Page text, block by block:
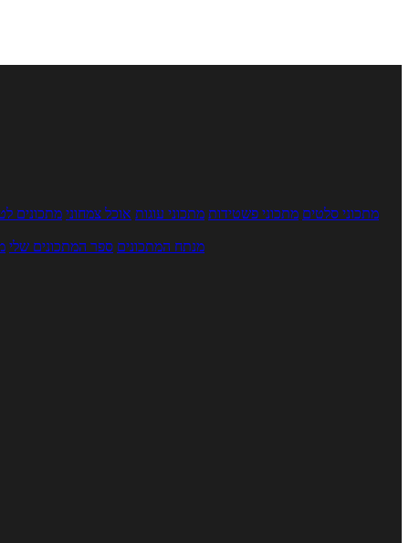
מתכוני סלטים מתכוני פשטידות מתכוני עוגות אוכל צמחוני מתכונים
מנתח המתכונים ספר המתכונים שלי